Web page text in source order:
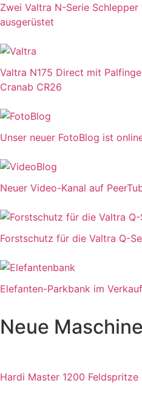
Zwei Valtra N-Serie
ausgerüstet
Valtra N175 Direct mit
Cranab CR26
Unser neuer FotoBlog ist
Neuer Video-Kanal auf
Forstschutz für die Valtra Q-
Elefanten-Parkbank im
Neue
Hardi Master 1200 Feldspritze